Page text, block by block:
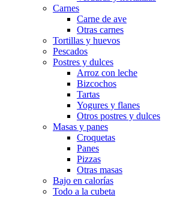
Carnes
Carne de ave
Otras carnes
Tortillas y huevos
Pescados
Postres y dulces
Arroz con leche
Bizcochos
Tartas
Yogures y flanes
Otros postres y dulces
Masas y panes
Croquetas
Panes
Pizzas
Otras masas
Bajo en calorías
Todo a la cubeta